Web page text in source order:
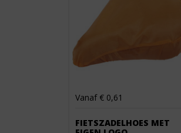
Vanaf € 0,61
FIETSZADELHOES MET